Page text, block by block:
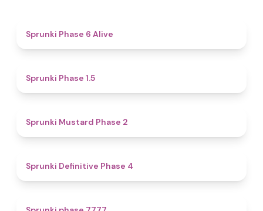
Sprunki Phase 6 Alive
Sprunki Phase 1.5
Sprunki Mustard Phase 2
Sprunki Definitive Phase 4